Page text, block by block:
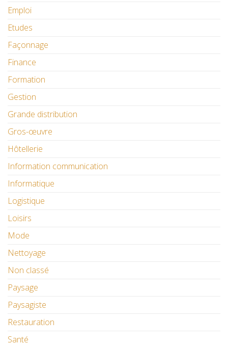
Emploi
Etudes
Façonnage
Finance
Formation
Gestion
Grande distribution
Gros-œuvre
Hôtellerie
Information communication
Informatique
Logistique
Loisirs
Mode
Nettoyage
Non classé
Paysage
Paysagiste
Restauration
Santé